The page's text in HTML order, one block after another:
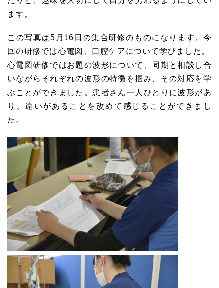
ます。
この写真は5月16日の集合研修のものになります。今
回の研修では心電図、口腔ケアについて学びました。
心電図研修ではお題の波形について、同期と相談し合
いながらそれぞれの波形の特徴を掴み、その対応を学
ぶことができました。患者さん一人ひとりに波形があ
り、違いがあることを改めて感じることができまし
た。